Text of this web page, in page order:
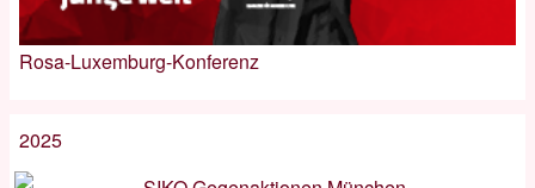
Rosa-Luxemburg-Konferenz
2025